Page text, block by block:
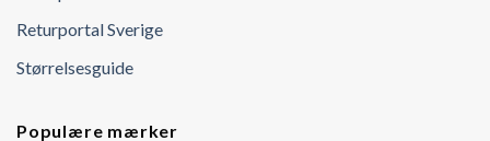
Returportal Sverige
Størrelsesguide
Populære mærker